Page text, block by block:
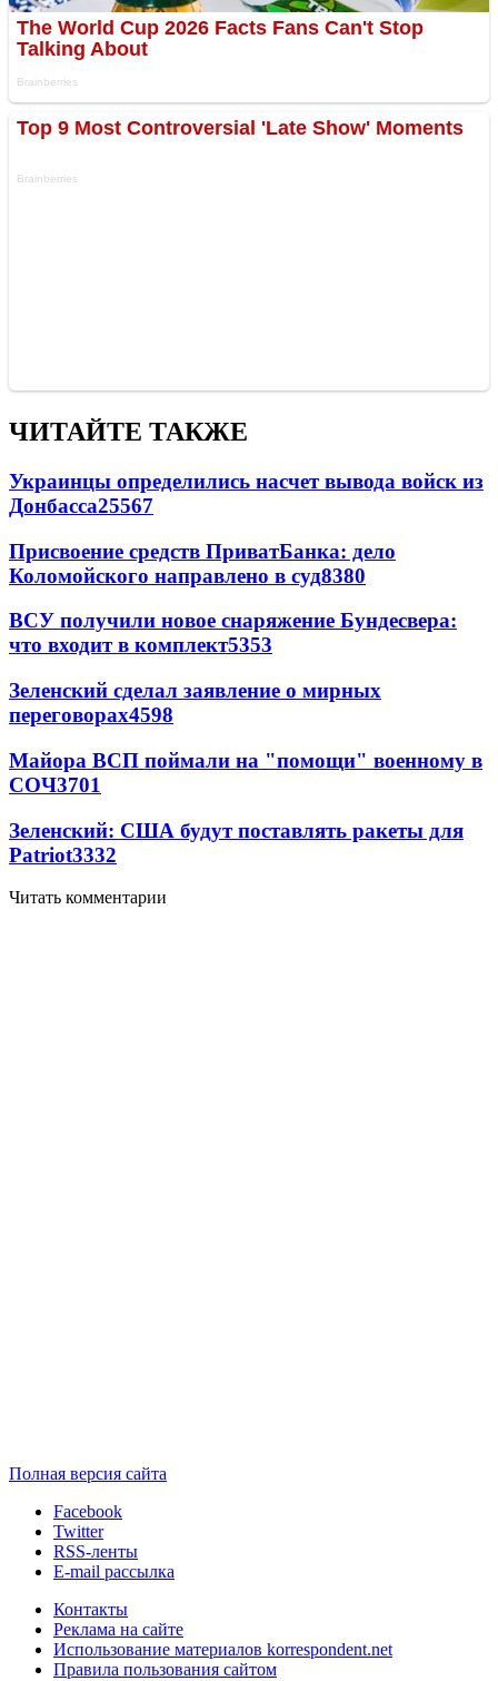
ЧИТАЙТЕ ТАКЖЕ
Украинцы определились насчет вывода войск из
Донбасса25567
Присвоение средств ПриватБанка: дело
Коломойского направлено в суд8380
ВСУ получили новое снаряжение Бундесвера:
что входит в комплект5353
Зеленский сделал заявление о мирных
переговорах4598
Майора ВСП поймали на "помощи" военному в
СОЧ3701
Зеленский: США будут поставлять ракеты для
Patriot3332
Читать комментарии
Полная версия сайта
Facebook
Twitter
RSS-ленты
E-mail рассылка
Контакты
Реклама на сайте
Использование материалов korrespondent.net
Правила пользования сайтом